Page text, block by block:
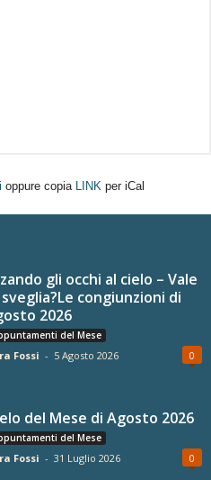
oppure copia LINK per iCal
gli occhi al cielo – Vale
congiunzioni di
2026
del Mese
Fossi - 5 Agosto 2026 0
del Mese di Agosto 2026
del Mese
Fossi - 31 Luglio 2026 0